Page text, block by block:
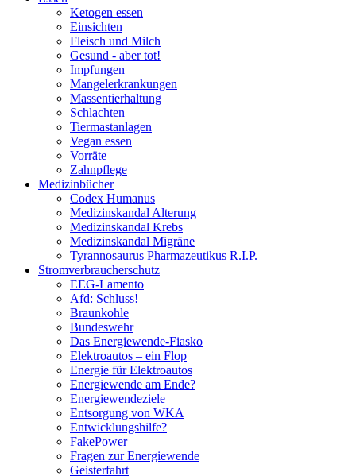
Ketogen essen
Einsichten
Fleisch und Milch
Gesund - aber tot!
Impfungen
Mangelerkrankungen
Massentierhaltung
Schlachten
Tiermastanlagen
Vegan essen
Vorräte
Zahnpflege
Medizinbücher
Codex Humanus
Medizinskandal Alterung
Medizinskandal Krebs
Medizinskandal Migräne
Tyrannosaurus Pharmazeutikus R.I.P.
Stromverbraucherschutz
EEG-Lamento
Afd: Schluss!
Braunkohle
Bundeswehr
Das Energiewende-Fiasko
Elektroautos – ein Flop
Energie für Elektroautos
Energiewende am Ende?
Energiewendeziele
Entsorgung von WKA
Entwicklungshilfe?
FakePower
Fragen zur Energiewende
Geisterfahrt